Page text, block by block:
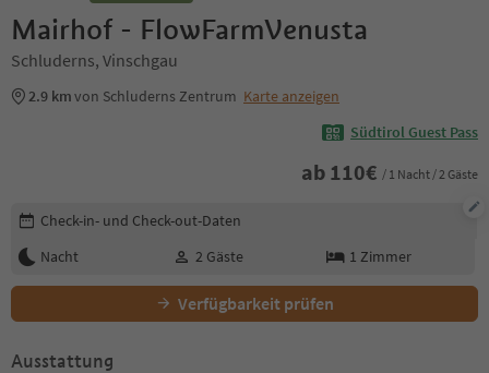
Mairhof - FlowFarmVenusta
Schluderns, Vinschgau
2.9 kmvon Schluderns Zentrum Karte anzeigen
Südtirol Guest Pass
ab 110€ / 1 Nacht / 2 Gäste
Buchungsdetails bearbeiten
Check-in- und Check-out-Daten
Nacht
2 Gäste 1 Zimmer
Verfügbarkeit prüfen
Ausstattung